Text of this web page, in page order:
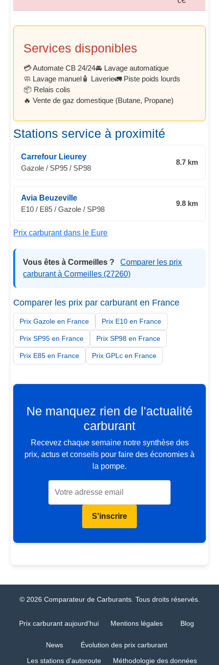
Services disponibles
💳 Automate CB 24/24🚘 Lavage automatique
🧼 Lavage manuel🧴 Laverie🚛 Piste poids lourds
📦 Relais colis
🔥 Vente de gaz domestique (Butane, Propane)
Stations service à proximité
Carrefour Lieurey
Gazole / SP95 / SP98
8.7 km
Avia Beuzeville
E10 / E85 / Gazole / SP98
9.8 km
Prix carburant dans le Eure
Vous êtes à Cormeilles ?
Comparer les prix
carburant à Cormeilles (27260)
Comparer les prix par carburant en France
Prix Gazole en France Prix E10 en France
Prix SP95 en France Prix SP98 en France
Prix E85 en France Prix GPLc en France
Ne manquez rien de l'actualité
carburant
Recevez chaque semaine notre synthèse des
prix, actus et conseils pour faire des économies à
la pompe.
S'inscrire
© 2026 Comparateur de Carburants. Tous droits réservés.
Prix carburant aujourd’hui Mentions légales Blog
News
Évolution des prix carburant
Les stations d'autoroute
Méthodologie des données